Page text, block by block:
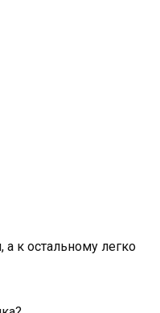
к остальному легко